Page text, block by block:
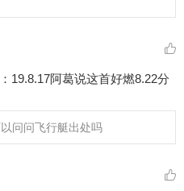
： 19.8.17阿葛说这首好燃8.22分
以问问飞行艇出处吗